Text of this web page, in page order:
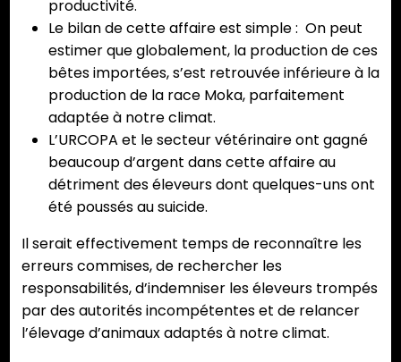
productivité.
Le bilan de cette affaire est simple : On peut
estimer que globalement, la production de ces
bêtes importées, s’est retrouvée inférieure à la
production de la race Moka, parfaitement
adaptée à notre climat.
L’URCOPA et le secteur vétérinaire ont gagné
beaucoup d’argent dans cette affaire au
détriment des éleveurs dont quelques-uns ont
été poussés au suicide.
Il serait effectivement temps de reconnaître les
erreurs commises, de rechercher les
responsabilités, d’indemniser les éleveurs trompés
par des autorités incompétentes et de relancer
l’élevage d’animaux adaptés à notre climat.